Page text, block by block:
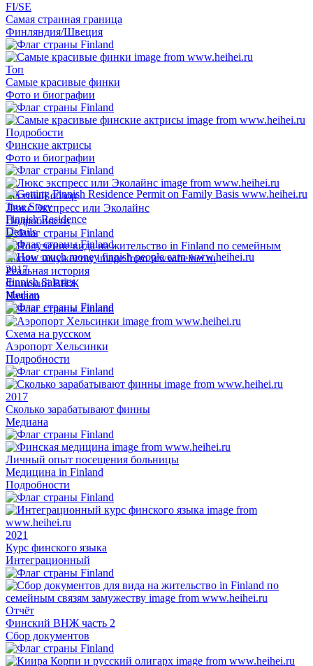
True Story
Finnish Residence
Details
2017
Finnish Salaries
Median
FI/SE
Самая странная граница
Финляндия/Швеция
Топ
Самые красивые финки
Фото и биографии
Подробости
Финские актрисы
Фото и биографии
Честный обзор
Люкс Экспресс или Эколайнс
Подробности
Реальная история
Финский ВНЖ
Начало
Схема на русском
Аэропорт Хельсинки
Подробности
2017
Сколько зарабатывают финны
Медиана
Личный опыт посещения больницы
Медицина in Finland
Подробности
2021
Курс финского языка
Интеграционный
Отчёт
Финский ВНЖ часть 2
Сбор документов